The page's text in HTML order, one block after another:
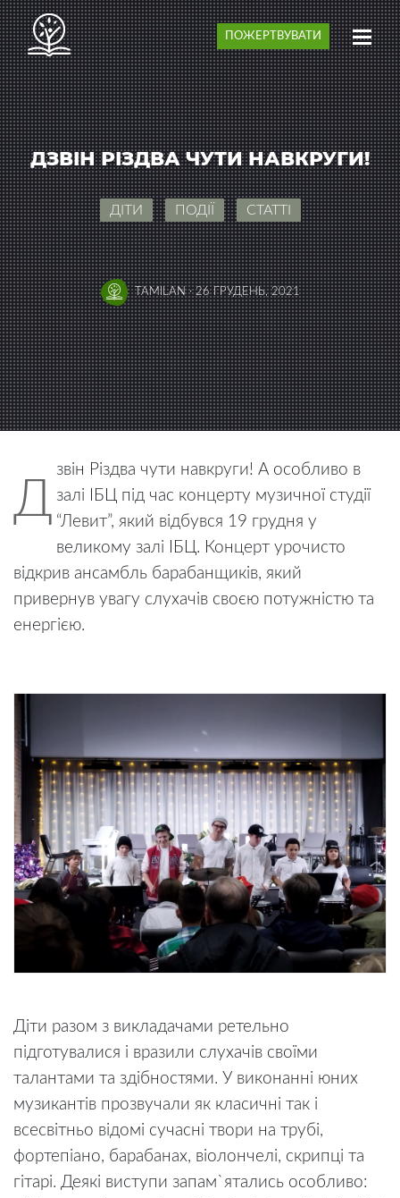
ПОЖЕРТВУВАТИ
ДЗВІН РІЗДВА ЧУТИ НАВКРУГИ!
ДІТИ ПОДІЇ СТАТТІ
TAMILAN·26 ГРУДЕНЬ, 2021
Д
звін Різдва чути навкруги! А особливо в
залі ІБЦ під час концерту музичної студії
“Левит”, який відбувся 19 грудня у
великому залі ІБЦ. Концерт урочисто
відкрив ансамбль барабанщиків, який
привернув увагу слухачів своєю потужністю та
енергією.
Діти разом з викладачами ретельно
підготувалися і вразили слухачів своїми
талантами та здібностями. У виконанні юних
музикантів прозвучали як класичні так і
всесвітньо відомі сучасні твори на трубі,
фортепіано, барабанах, віолончелі, скрипці та
гітарі. Деякі виступи запам`ятались особливо: